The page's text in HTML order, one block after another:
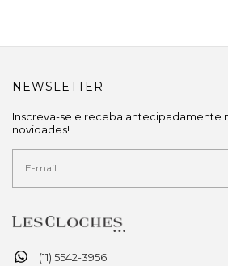
(11) 5542-3956
NEWSLETTER
Inscreva-se e receba antecipadamente
novidades!